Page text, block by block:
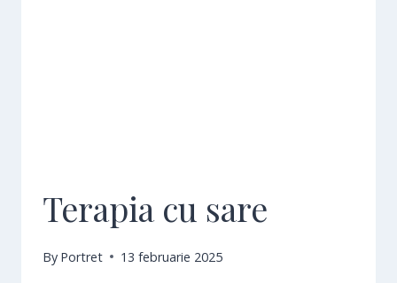
Terapia cu sare
By Portret 13 februarie 2025